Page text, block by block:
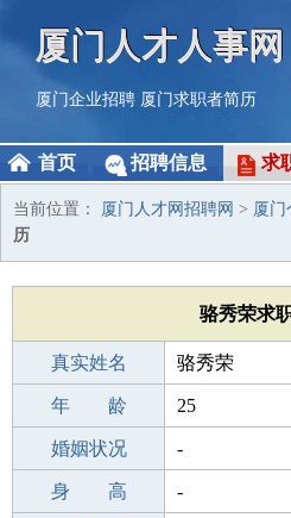
厦门人才人事网
厦门企业招聘 厦门求职者简历
首页 招聘信息 求
当前位置： 厦门人才网招聘网 > 厦门
历
骆秀荣求
真实姓名 骆秀荣
性 别 男
年 龄 25
出生年月 2001-10-24
婚姻状况 -
学 历 职校/技校
身 高 -